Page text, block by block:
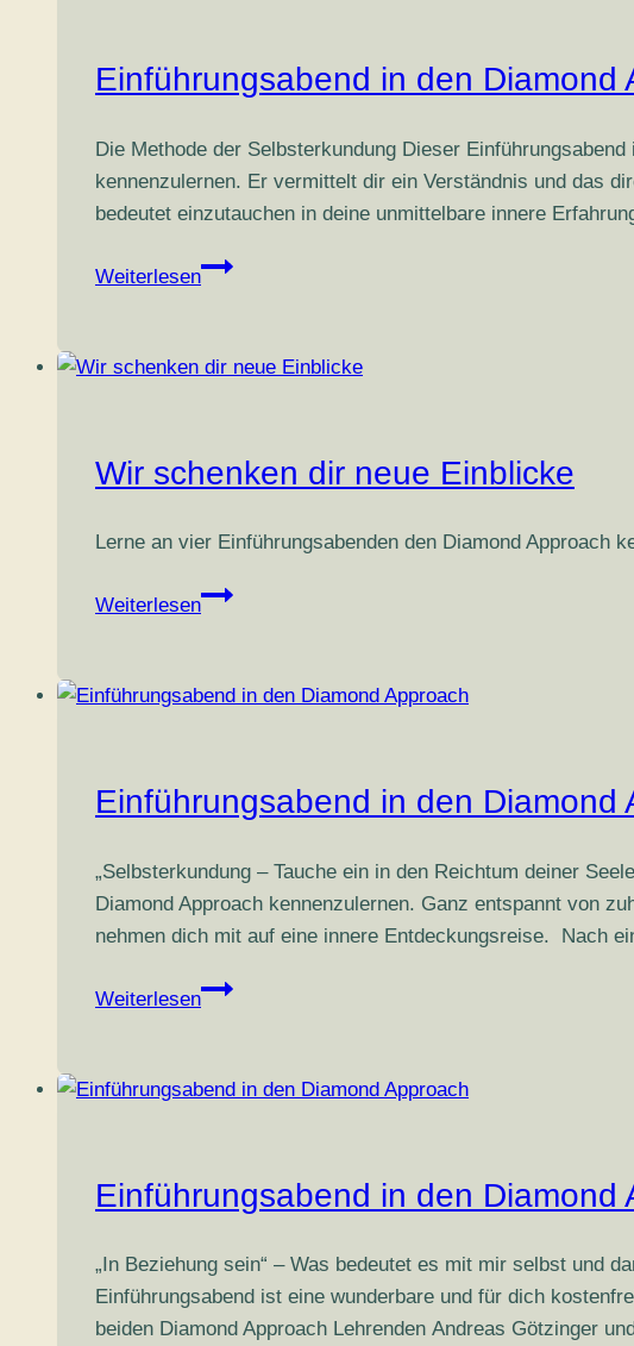
Einführungsabend in den Diamond
Die Methode der Selbsterkundung Dieser
kennenzulernen. Er vermittelt dir ein Verständnis und das
bedeutet einzutauchen in deine unmittelbare innere
Weiterlesen
Einführungsabend
Diamond
Wir schenken dir neue Einblicke
Lerne an vier Einführungsabenden den Diamond Approach
Weiterlesen
Wir
neue
Einführungsabend in den Diamond
„Selbsterkundung – Tauche ein in den Reichtum deiner
Diamond Approach kennenzulernen. Ganz entspannt von
nehmen dich mit auf eine innere Entdeckungsreise. Nach
Weiterlesen
Einführungsabend
Diamond
Einführungsabend in den Diamond
„In Beziehung sein“ – Was bedeutet es mit mir selbst und
Einführungsabend ist eine wunderbare und für dich
beiden Diamond Approach Lehrenden Andreas Götzinger